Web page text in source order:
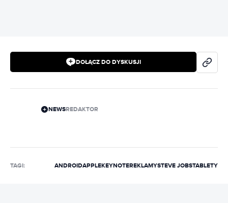
DOŁĄCZ DO DYSKUSJI
NEWSREDAKTOR
TAGI: ANDROIDAPPLEKEYNOTEREKLAMYSTEVE JOBSTABLETY